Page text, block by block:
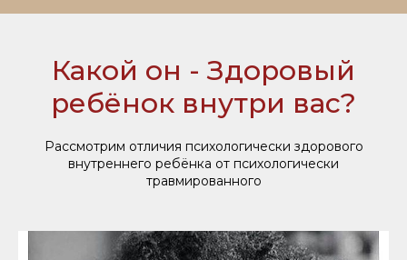
Какой он - Здоровый
ребёнок внутри вас?
Рассмотрим отличия психологически здорового
внутреннего ребёнка от психологически
травмированного